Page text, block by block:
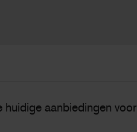
huidige aanbiedingen voor